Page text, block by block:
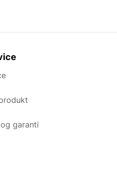
garanti